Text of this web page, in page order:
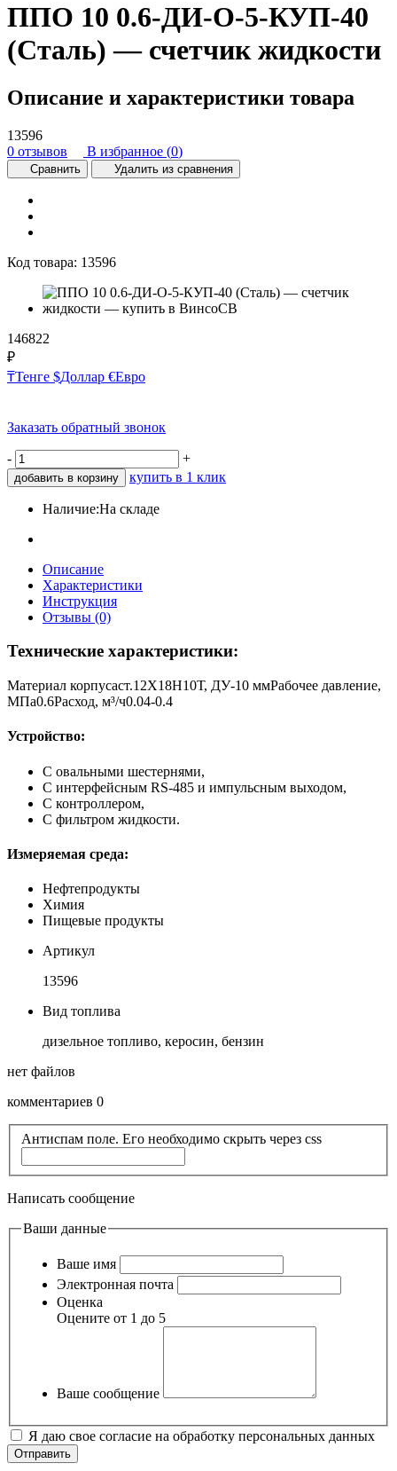
ППО 10 0.6-ДИ-О-5-КУП-40
(Сталь) — счетчик жидкости
Описание и характеристики товара
13596
0 отзывов
В избранное (0)
Сравнить Удалить из сравнения
Код товара: 13596
146822
₽
₸Тенге $Доллар €Евро
Заказать обратный звонок
- +
добавить в корзину купить в 1 клик
Наличие:На складе
Описание
Характеристики
Инструкция
Отзывы (0)
Технические характеристики:
Материал корпусаст.12Х18Н10Т, ДУ-10 ммРабочее давление,
МПа0.6Расход, м³/ч0.04-0.4
Устройство:
С овальными шестернями,
C интерфейсным RS-485 и импульсным выходом,
С контроллером,
C фильтром жидкости.
Измеряемая среда:
Нефтепродукты
Химия
Пищевые продукты
Артикул
13596
Вид топлива
дизельное топливо, керосин, бензин
нет файлов
комментариев 0
Антиспам поле. Его необходимо скрыть через css
Написать сообщение
Ваши данные
Ваше имя
Электронная почта
Оценка
Оцените от 1 до 5
Ваше сообщение
Я даю свое согласие на обработку персональных данных